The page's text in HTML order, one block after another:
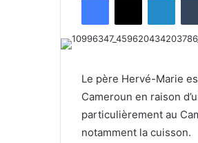
Le père Hervé-Marie
Cameroun en raison
particulièrement au
notamment la cuisson.